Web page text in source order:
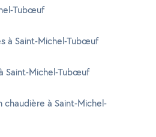
Tubœuf
à Saint-Michel-Tubœuf
Saint-Michel-Tubœuf
à Saint-Michel-